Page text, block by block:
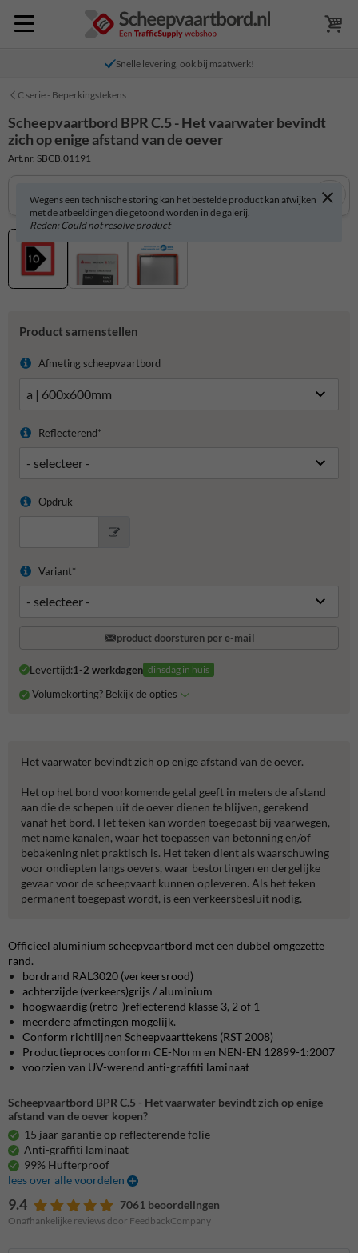
Snelle levering, ook bij maatwerk!
C serie - Beperkingstekens
Scheepvaartbord BPR C.5 - Het vaarwater bevindt
zich op enige afstand van de oever
Art.nr. SBCB.01191
Wegens een technische storing kan het bestelde product kan afwijken
met de afbeeldingen die getoond worden in de galerij.
Reden: Could not resolve product
Product samenstellen
Afmeting scheepvaartbord
Reflecterend*
Opdruk
Variant*
product doorsturen per e-mail
Levertijd:1-2 werkdagen dinsdag in huis
Volumekorting? Bekijk de opties
Het vaarwater bevindt zich op enige afstand van de oever.
Het op het bord voorkomende getal geeft in meters de afstand
aan die de schepen uit de oever dienen te blijven, gerekend
vanaf het bord. Het teken kan worden toegepast bij vaarwegen,
met name kanalen, waar het toepassen van betonning en/of
bebakening niet praktisch is. Het teken dient als waarschuwing
voor ondiepten langs oevers, waar bestortingen en dergelijke
gevaar voor de scheepvaart kunnen opleveren. Als het teken
permanent toegepast wordt, is een verkeersbesluit nodig.
Officieel aluminium scheepvaartbord met een dubbel omgezette
rand.
bordrand RAL3020 (verkeersrood)
achterzijde (verkeers)grijs / aluminium
hoogwaardig (retro-)reflecterend klasse 3, 2 of 1
meerdere afmetingen mogelijk.
Conform richtlijnen Scheepvaarttekens (RST 2008)
Productieproces conform CE-Norm en NEN-EN 12899-1:2007
voorzien van UV-werend anti-graffiti laminaat
Scheepvaartbord BPR C.5 - Het vaarwater bevindt zich op enige
afstand van de oever kopen?
15 jaar garantie op reflecterende folie
Anti-graffiti laminaat
99% Hufterproof
lees over alle voordelen
9.4 7061 beoordelingen
Onafhankelijke reviews door FeedbackCompany